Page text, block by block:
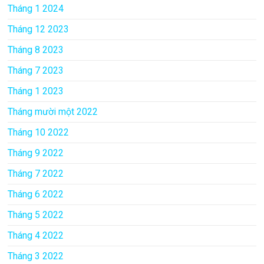
Tháng 1 2024
Tháng 12 2023
Tháng 8 2023
Tháng 7 2023
Tháng 1 2023
Tháng mười một 2022
Tháng 10 2022
Tháng 9 2022
Tháng 7 2022
Tháng 6 2022
Tháng 5 2022
Tháng 4 2022
Tháng 3 2022